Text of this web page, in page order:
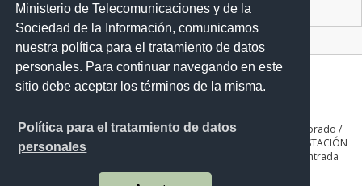
Ministerio de Telecomunicaciones y de la
Sociedad de la Información, comunicamos
nuestra política para el tratamiento de datos
personales. Para continuar navegando en este
sitio debe aceptar los términos de la misma.
Política para el tratamiento de datos
personales
Portal Trámites Ciudadano
Sistema Nacional de Información (SNI)
QUITO: Seniergues E4-676 y Gral. Telmo Paz y Miño. Sector El Dorado /
GUAYAQUIL: Av. Guillermo Pareja #402 Ciudadela la Garzota / ESTACIÓN
COTOPAXI: Panamericana Sur Km. 65, Páramo de Romerillos entrada
Parque Nacional de Recreación